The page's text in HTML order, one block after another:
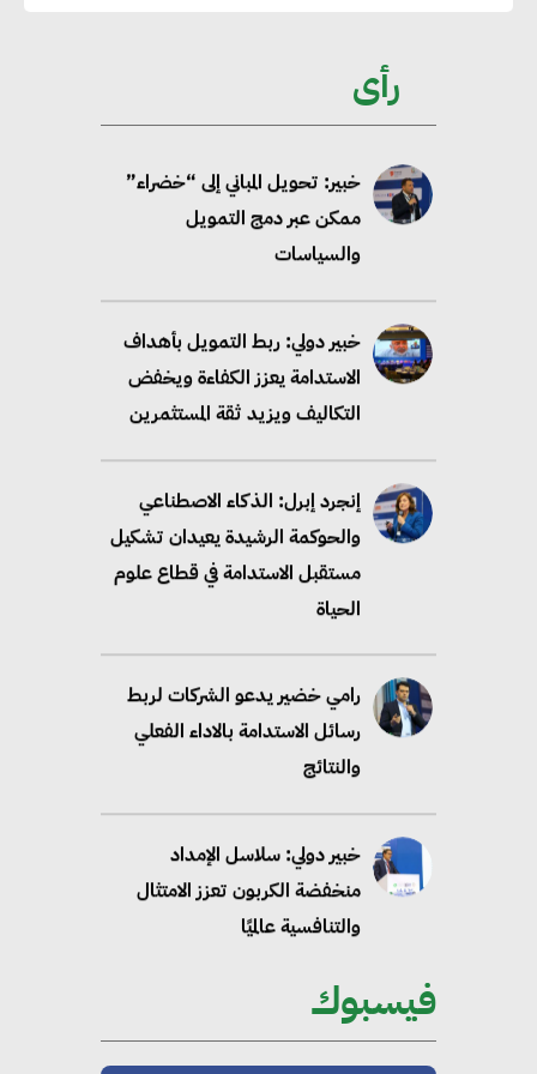
رأىوالسياسات
خبير دولي: ربط التمويل بأهداف
الاستدامة يعزز الكفاءة ويخفض
التكاليف ويزيد ثقة المستثمرين
إنجرد إبرل: الذكاء الاصطناعي
والحوكمة الرشيدة يعيدان تشكيل
مستقبل الاستدامة في قطاع علوم
رامي خضير يدعو الشركات لربط
رسائل الاستدامة بالاداء الفعلي
والنتائج
خبير دولي: سلاسل الإمداد
منخفضة الكربون تعزز الامتثال
والتنافسية عالميًا
“وزيرة البيئة الدكتورة ياسمين
فؤاد”.. منصب رفيع يعكس المكانة
التي باتت تحتلها الكفاءات المصرية
محلب : المباني الخضراء إضافة
فيسبوك